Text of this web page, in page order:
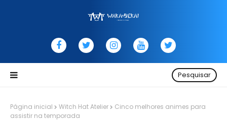
Pesquisar
Página inicial Witch Hat Atelier
Cinco melhores animes para
assistir na temporada